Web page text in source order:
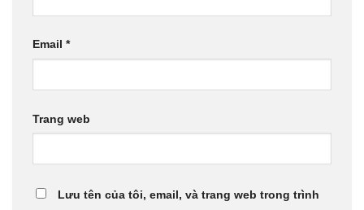
Email *
Trang web
Lưu tên của tôi, email, và trang web trong trình